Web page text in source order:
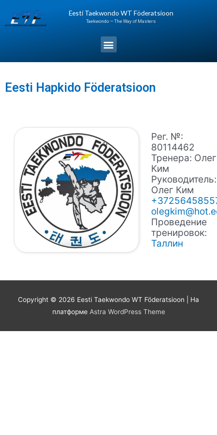
содержимому
Eesti Taekwondo WT Föderatsioon
Taekwondo — The Way of Masters
Меню
Eesti Hapkido Föderatsioon
Рег. №:
80114462
Тренера: Олег
Ким
Руководитель:
Олег Ким
Проведение
тренировок:
Таллин
Copyright © 2026 Eesti Taekwondo WT Föderatsioon | На
платформе Astra WordPress Theme